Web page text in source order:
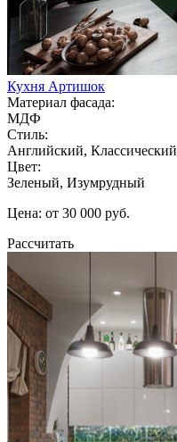
Кухня Артишок
Материал фасада:
МДФ
Стиль:
Английский, Классический
Цвет:
Зеленый, Изумрудный
Цена: от 30 000 руб.
Рассчитать